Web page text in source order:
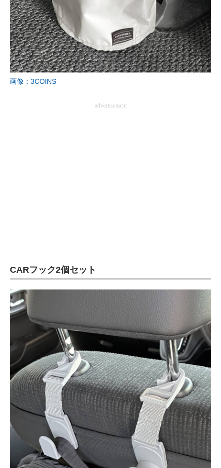
ITエンジニア向け専門サイト
企業向けIT製品の総合サイト
IT製品の技術・比較・事例
製造業のIT導入・活用を支援
画像：3COINS
advertisement
CARフック2個セット